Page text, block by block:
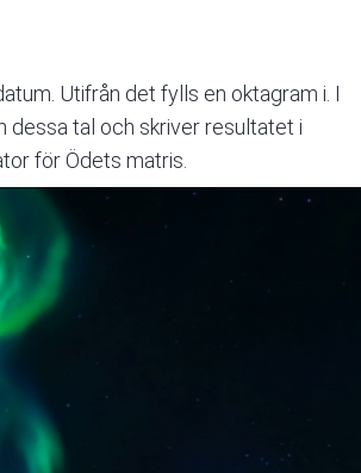
Utifrån det fylls en oktagram i. I
dessa tal och skriver resultatet i
för Ödets matris.